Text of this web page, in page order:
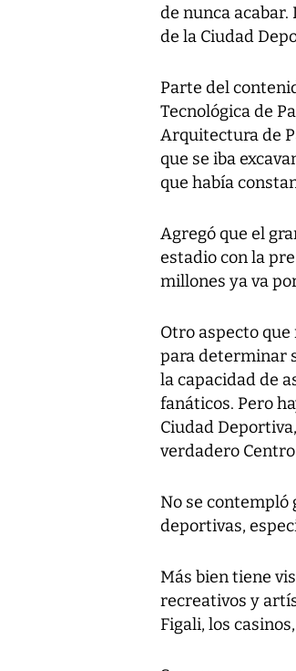
de nunca acabar.
de la Ciudad
Parte del
Tecnológica de
Arquitectura de
que se iba
que había
Agregó que el
estadio con la
millones ya va
Otro aspecto que
para determinar
la capacidad de
fanáticos. Pero
Ciudad
verdadero
No se
deportivas,
Más bien tiene
recreativos y
Figali, los